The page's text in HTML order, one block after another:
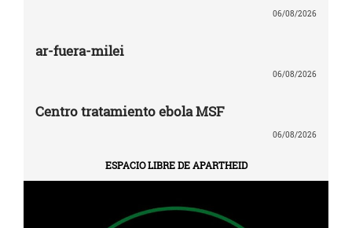
06/08/2026
ar-fuera-milei
06/08/2026
Centro tratamiento ebola MSF
06/08/2026
ESPACIO LIBRE DE APARTHEID